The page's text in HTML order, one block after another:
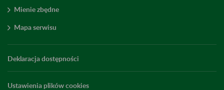
Mienie zbędne
Mapa serwisu
Deklaracja dostępności
Ustawienia plików cookies